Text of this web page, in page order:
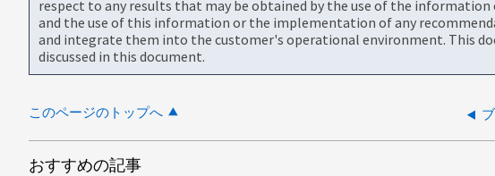
respect to any results that may be obtained by the use of the
and the use of this information or the implementation of any
and integrate them into the customer's operational environment. This
discussed in this document.
このページのトップへ
おすすめの記事